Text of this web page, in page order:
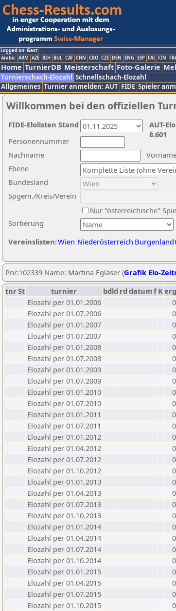
Logged on: Gast
Arabic ARM AZE BIH BUL CAT CHN CRO CZE DEN ENG ESP FAI FIN
Home TurnierDB Meisterschaft Foto-Galerie
Turnierschach-Elozahl Schnellschach-Elozahl
Allgemeines Turnier anmelden: AUT FIDE Spieler
Willkommen bei den offiziellen
Nachname
Ebene
Sortierung
Personennummer
Bundesland
Spgem./Kreis/Verein
Nur "österreichische"
Vereinslisten:Wien Niederösterreich Burgenland
AUT-
8.601
FIDE-Elolisten Stand
Pnr:102339 Name: Martina Egläser (Grafik Elo-
tnrSt turnier bdld rd datumf Kerg
Elozahl per 01.01.2006
0
Elozahl per 01.07.2006
0
Elozahl per 01.01.2007
0
Elozahl per 01.07.2007
0
Elozahl per 01.01.2008
0
Elozahl per 01.07.2008
0
Elozahl per 01.01.2009
0
Elozahl per 01.07.2009
0
Elozahl per 01.01.2010
0
Elozahl per 01.07.2010
0
Elozahl per 01.01.2011
0
Elozahl per 01.07.2011
0
Elozahl per 01.01.2012
0
Elozahl per 01.04.2012
0
Elozahl per 01.07.2012
0
Elozahl per 01.10.2012
0
Elozahl per 01.01.2013
0
Elozahl per 01.04.2013
0
Elozahl per 01.07.2013
0
Elozahl per 01.10.2013
0
Elozahl per 01.01.2014
0
Elozahl per 01.04.2014
0
Elozahl per 01.07.2014
0
Elozahl per 01.10.2014
0
Elozahl per 01.01.2015
0
Elozahl per 01.04.2015
0
Elozahl per 01.07.2015
0
Elozahl per 01.10.2015
0